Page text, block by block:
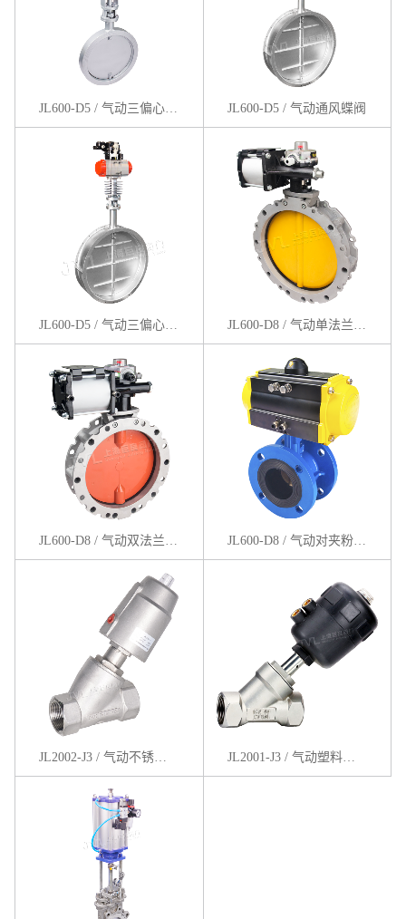
JL600-D5 / 气动三偏心通风蝶阀 JL600-D5 / 气动通风蝶阀
JL600-D8 / 气动双法兰粉体蝶阀 JL600-D8 / 气动对夹粉体蝶阀
JL2001-J3 / 气动塑料角座阀